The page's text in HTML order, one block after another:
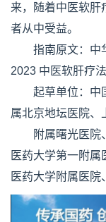
来，随着中医软肝
者从中受益。
指南原文：中
2023 中医软肝疗
起草单位：中
属北京地坛医院、
附属曙光医院
医药大学第一附
医药大学附属医院